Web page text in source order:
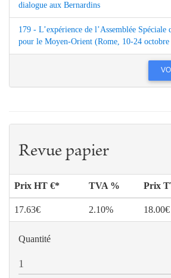
dialogue aux Bernardins
179 - L’expérience de l’Assemblée Spéciale
pour le Moyen-Orient (Rome, 10-24 octobre
Revue papier
Prix HT €* TVA % Prix
17.63€ 2.10% 18.00€
Quantité